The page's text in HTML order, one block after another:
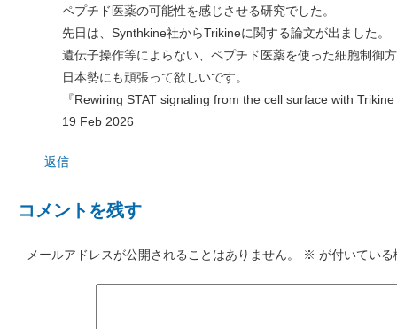
ペプチド医薬の可能性を感じさせる研究でした。
先日は、Synthkine社からTrikineに関する論文が出ました。
遺伝子操作等によらない、ペプチド医薬を使った細胞制御
日本勢にも頑張って欲しいです。
『Rewiring STAT signaling from the cell surface with
19 Feb 2026
返信
コメントを残す
メールアドレスが公開されることはありません。 ※ が付いてい